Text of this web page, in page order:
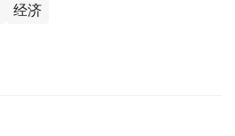
经济